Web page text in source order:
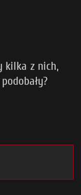
kilka z nich,